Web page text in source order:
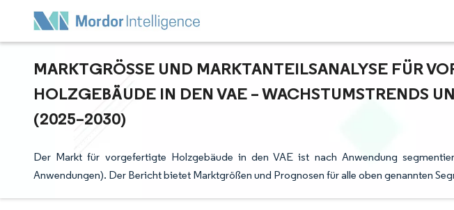
MARKTGRÖSSE UND MARKTANTEILSANALYSE FÜR
OLZGEBÄUDE IN DEN VAE – WACHSTUMSTRENDS
2025–2030)
Der Markt für vorgefertigte Holzgebäude in den VAE ist nach Anwendung
Anwendungen). Der Bericht bietet Marktgrößen und Prognosen für alle oben genannten